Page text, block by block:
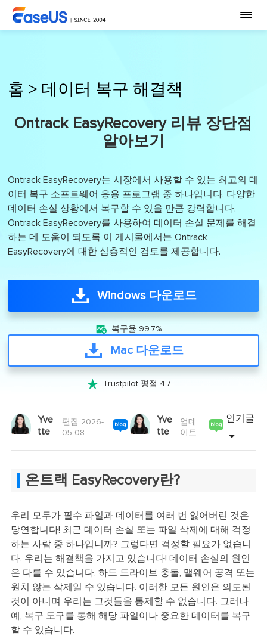
홈 > 데이터 복구 해결책
Ontrack EasyRecovery 리뷰 장단점
알아보기
Ontrack EasyRecovery는 시장에서 사용할 수 있는 최고의 데
이터 복구 소프트웨어 응용 프로그램 중 하나입니다. 다양한
데이터 손실 상황에서 복구할 수 있을 만큼 강력합니다.
Ontrack EasyRecovery를 사용하여 데이터 손실 문제를 해결
하는 데 도움이 되도록 이 게시물에서는 Ontrack
EasyRecovery에 대한 심층적인 검토를 제공합니다.
Windows 다운로드
 복구율 99.7%
Mac 다운로드
 Trustpilot 평점 4.7
Yve
tte
편집 2026-
05-08
Yve
tte
업데
이트
인기글
온트랙 EasyRecovery란?
우리 모두가 필수 파일과 데이터를 여러 번 잃어버린 것은
당연합니다! 최근 데이터 손실 또는 파일 삭제에 대해 걱정
하는 사람 중 하나입니까? 그렇다면 걱정할 필요가 없습니
다. 우리는 해결책을 가지고 있습니다! 데이터 손실의 원인
은 다를 수 있습니다. 하드 드라이브 충돌, 맬웨어 공격 또는
원치 않는 삭제일 수 있습니다. 이러한 모든 원인은 의도된
것이 아니며 우리는 그것들을 통제할 수 없습니다. 그러나
예, 복구 도구를 통해 해당 파일이나 중요한 데이터를 복구
할 수 있습니다.